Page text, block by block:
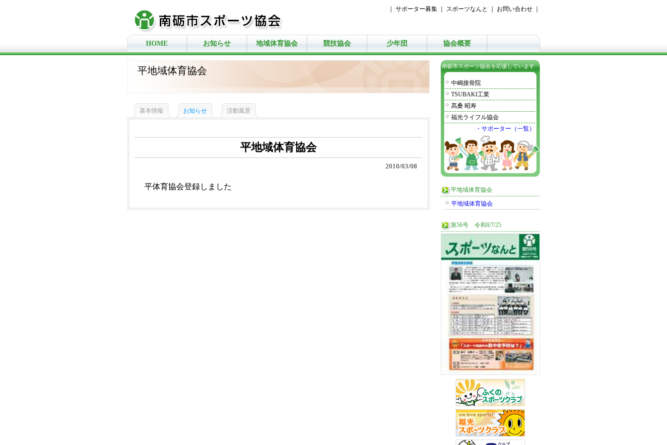
サポーター募集 スポーツなんと お問い合わせ
HOME お知らせ 地域体育協会 競技協会 少年団 協会概要
平地域体育協会
基本情報 お知らせ 活動風景
平地域体育協会
2010/03/08
平体育協会登録しました
南砺市スポーツ協会を応援しています
中嶋接骨院
TSUBAKI工業
髙桑 昭寿
福光ライフル協会
・サポーター（一覧）
平地域体育協会
平地域体育協会
第56号 令和8/7/25